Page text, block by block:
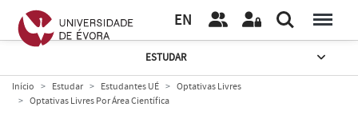
EN
ESTUDAR
Início Estudar Estudantes UÉ
Optativas Livres
Optativas Livres Por Área Científica